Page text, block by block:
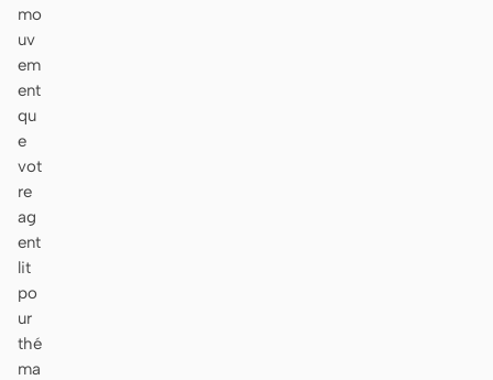
mo
uv
em
ent
qu
e
vot
re
ag
ent
lit
po
ur
thé
ma